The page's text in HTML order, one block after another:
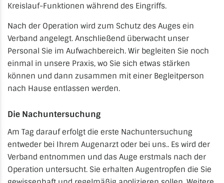
Kreislauf-Funktionen während des Eingriffs.
Nach der Operation wird zum Schutz des Auges ein
Verband angelegt. Anschließend überwacht unser
Personal Sie im Aufwachbereich. Wir begleiten Sie noch
einmal in unsere Praxis, wo Sie sich etwas stärken
können und dann zusammen mit einer Begleitperson
nach Hause entlassen werden.
Die Nachuntersuchung
Am Tag darauf erfolgt die erste Nachuntersuchung
entweder bei Ihrem Augenarzt oder bei uns.. Es wird der
Verband entnommen und das Auge erstmals nach der
Operation untersucht. Sie erhalten Augentropfen die Sie